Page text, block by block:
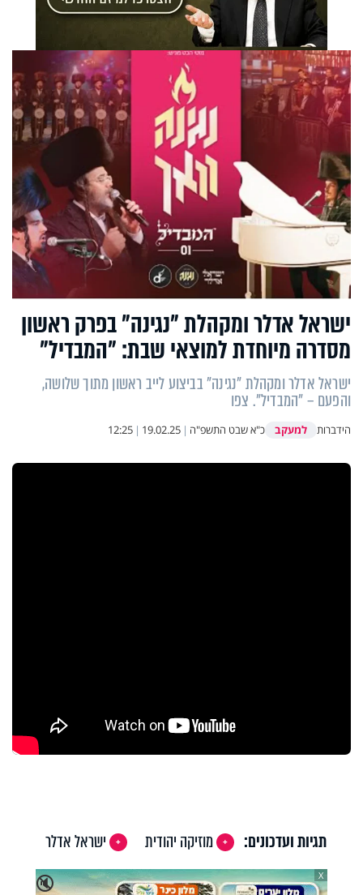
ישראל אדלר ומקהלת "נגינה" בפרק ראשון
מסדרה מיוחדת למוצאי שבת: "המבדיל"
ישראל אדלר ומקהלת "נגינה" בביצוע לייב ראשון מתוך שלושה,
והפעם – "המבדיל". צפו
הידברות למעקב כ"א שבט התשפ"ה |
19.02.25
|
12:25
תגיות ועדכונים: מוזיקה יהודית
ישראל אדלר
🔇
X